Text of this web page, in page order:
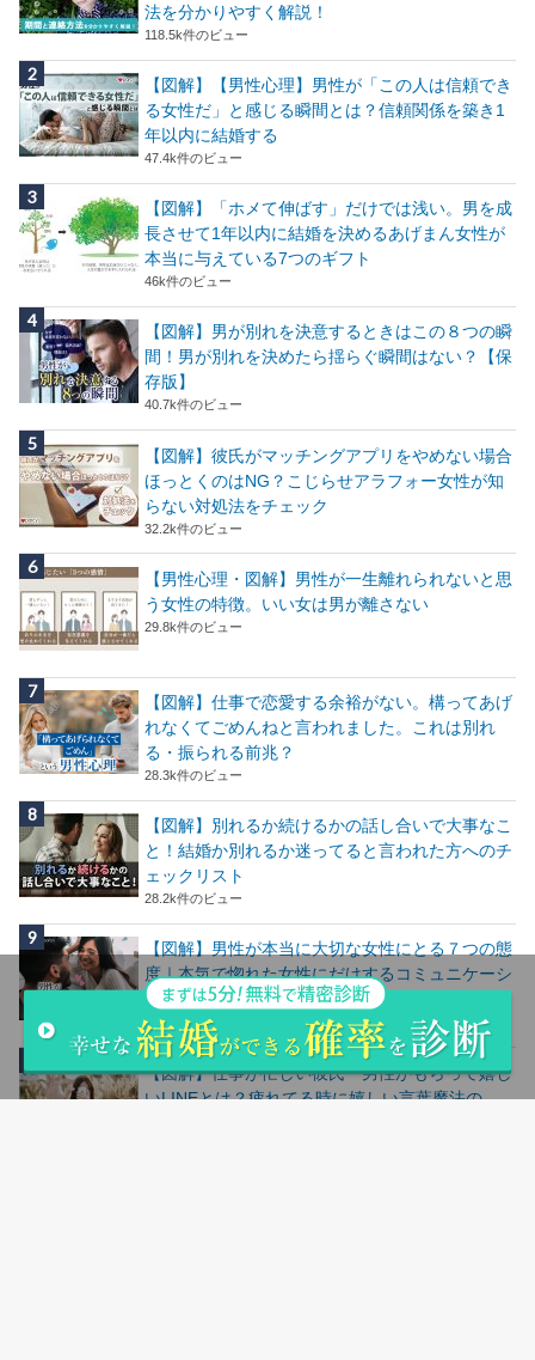
法を分かりやすく解説！
118.5k件のビュー
【図解】【男性心理】男性が「この人は信頼でき
る女性だ」と感じる瞬間とは？信頼関係を築き1
年以内に結婚する
47.4k件のビュー
【図解】「ホメて伸ばす」だけでは浅い。男を成
長させて1年以内に結婚を決めるあげまん女性が
本当に与えている7つのギフト
46k件のビュー
【図解】男が別れを決意するときはこの８つの瞬
間！男が別れを決めたら揺らぐ瞬間はない？【保
存版】
40.7k件のビュー
【図解】彼氏がマッチングアプリをやめない場合
ほっとくのはNG？こじらせアラフォー女性が知
らない対処法をチェック
32.2k件のビュー
【男性心理・図解】男性が一生離れられないと思
う女性の特徴。いい女は男が離さない
29.8k件のビュー
【図解】仕事で恋愛する余裕がない。構ってあげ
れなくてごめんねと言われました。これは別れ
る・振られる前兆？
28.3k件のビュー
【図解】別れるか続けるかの話し合いで大事なこ
と！結婚か別れるか迷ってると言われた方へのチ
ェックリスト
28.2k件のビュー
【図解】男性が本当に大切な女性にとる７つの態
度｜本気で惚れた女性にだけするコミュニケーシ
ョン
24.7k件のビュー
【図解】仕事が忙しい彼氏・男性がもらって嬉し
いLINEとは？疲れてる時に嬉しい言葉魔法の